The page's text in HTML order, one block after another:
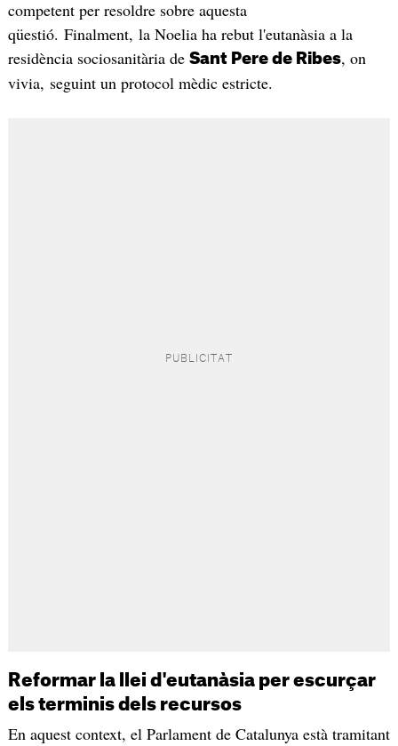
competent per resoldre sobre aquesta
qüestió. Finalment, la Noelia ha rebut l'eutanàsia a la
residència sociosanitària de Sant Pere de Ribes, on
vivia, seguint un protocol mèdic estricte.
Reformar la llei d'eutanàsia per escurçar
els terminis dels recursos
En aquest context, el Parlament de Catalunya està tramitant